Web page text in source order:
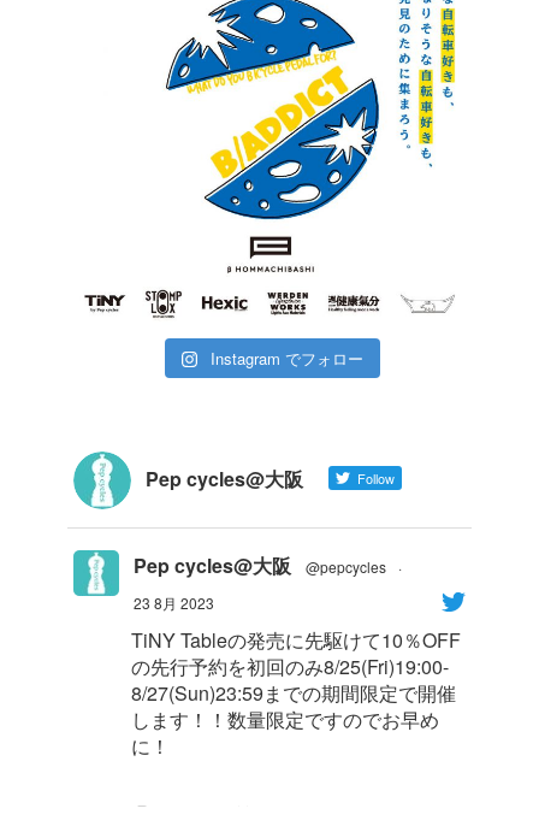
Instagram でフォロー
Pep cycles@大阪 Follow
Pep cycles@大阪 @pepcycles
·
23 8月 2023
TiNY Tableの発売に先駆けて10％OFF
の先行予約を初回のみ8/25(Fri)19:00-
8/27(Sun)23:59までの期間限定で開催
します！！数量限定ですのでお早め
に！